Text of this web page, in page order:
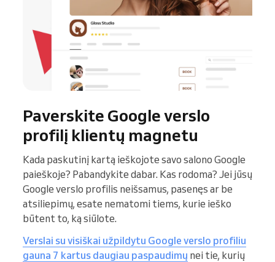
Paverskite Google verslo
profilį klientų magnetu
Kada paskutinį kartą ieškojote savo salono Google
paieškoje? Pabandykite dabar. Kas rodoma? Jei jūsų
Google verslo profilis neišsamus, pasenęs ar be
atsiliepimų, esate nematomi tiems, kurie ieško
būtent to, ką siūlote.
Verslai su visiškai užpildytu Google verslo profiliu
gauna 7 kartus daugiau paspaudimų nei tie, kurių